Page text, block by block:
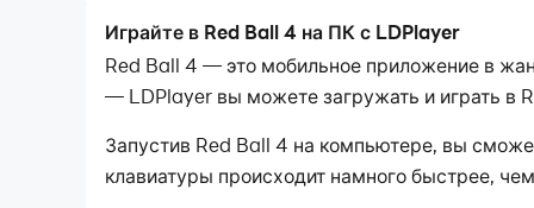
Играйте в Red Ball 4 на ПК с LDPlayer
Red Ball 4 — это мобильное приложение в
— LDPlayer вы можете загружать и играть в
Запустив Red Ball 4 на компьютере, вы
клавиатуры происходит намного быстрее,